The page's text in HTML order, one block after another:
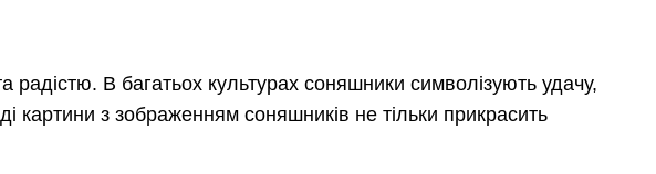
В багатьох культурах соняшники символізують удачу,
з зображенням соняшників не тільки прикрасить